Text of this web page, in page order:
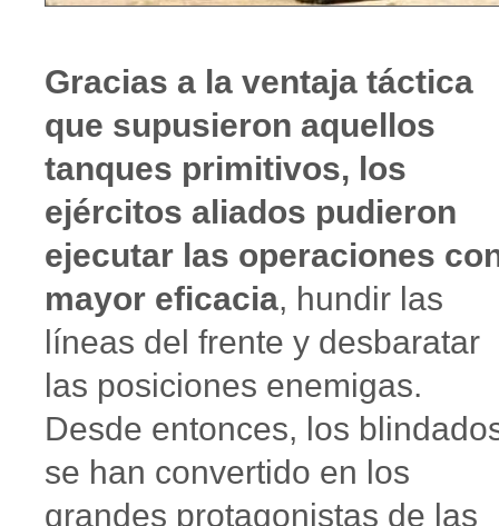
Gracias a la ventaja táctica
que supusieron aquellos
tanques primitivos, los
ejércitos aliados pudieron
ejecutar las operaciones
mayor eficacia, hundir las
líneas del frente y desbaratar
las posiciones enemigas.
Desde entonces, los
se han convertido en los
grandes protagonistas de las